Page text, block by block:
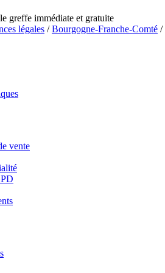
greffe immédiate et gratuite
légales /Bourgogne-Franche-Comté /
vente